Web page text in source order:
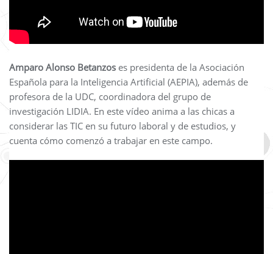
Amparo Alonso Betanzos es presidenta de la Asociación
Española para la Inteligencia Artificial (AEPIA), además de
profesora de la UDC, coordinadora del grupo de
investigación LIDIA. En este vídeo anima a las chicas a
considerar las TIC en su futuro laboral y de estudios, y
cuenta cómo comenzó a trabajar en este campo.